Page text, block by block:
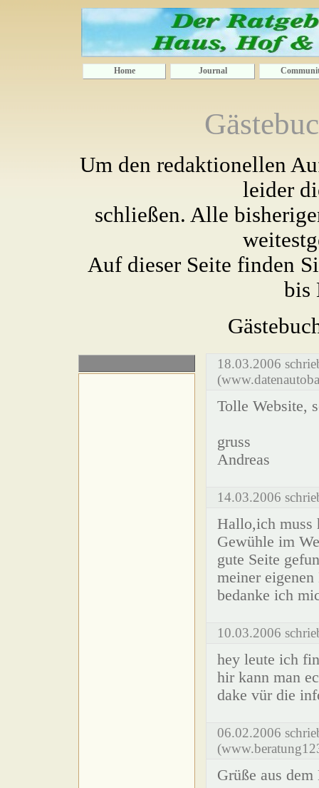
Home Journal
Um den redaktionellen
leider
schließen. Alle
Auf dieser Seite finden
bis
18.03.2006
Tolle Website,
gruss
Andreas
14.03.2006
Hallo,ich muss
Gewühle im
gute Seite
meiner
bedanke ich
10.03.2006
hey leute ich
hir kann man
dake vür die
06.02.2006
Grüße aus dem